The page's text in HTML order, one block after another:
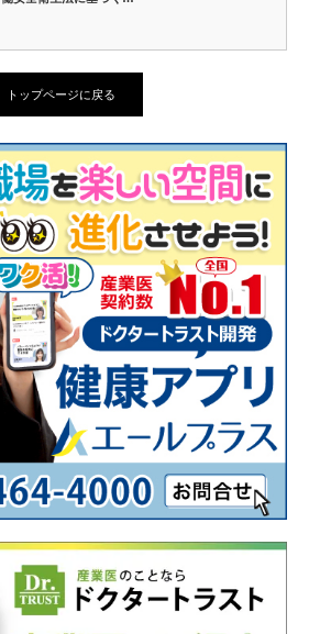
トップページに戻る